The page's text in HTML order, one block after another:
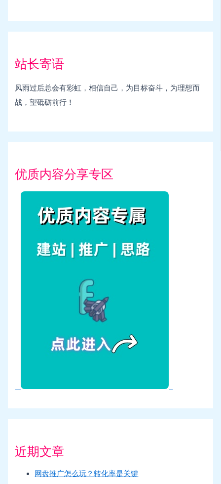
站长寄语
风雨过后总会有彩虹，相信自己，为目标奋斗，为理想而
战，望砥砺前行！
优质内容分享专区
近期文章
网盘推广怎么玩？转化率是关键